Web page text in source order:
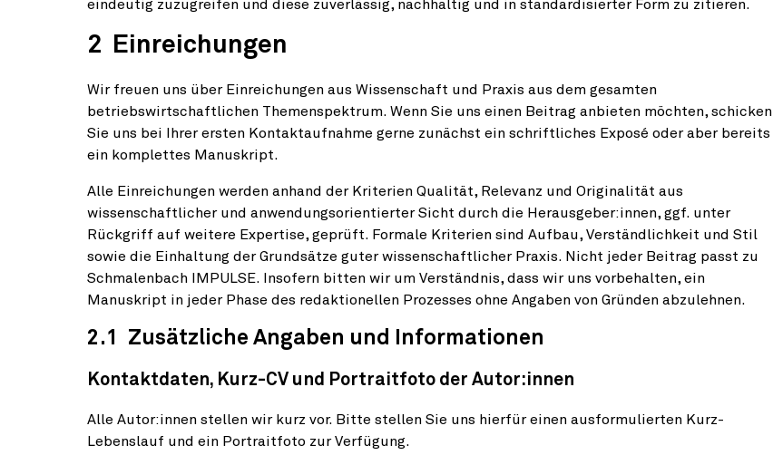
eindeutig zuzugreifen und diese zuverlässig, nachhaltig und in standardisierter Form zu zitieren.
2 Einreichungen
Wir freuen uns über Einreichungen aus Wissenschaft und Praxis aus dem gesamten
betriebswirtschaftlichen Themenspektrum. Wenn Sie uns einen Beitrag anbieten möchten, schicken
Sie uns bei Ihrer ersten Kontaktaufnahme gerne zunächst ein schriftliches Exposé oder aber bereits
ein komplettes Manuskript.
Alle Einreichungen werden anhand der Kriterien Qualität, Relevanz und Originalität aus
wissenschaftlicher und anwendungsorientierter Sicht durch die Herausgeber:innen, ggf. unter
Rückgriff auf weitere Expertise, ge­prüft. Formale Kriterien sind Aufbau, Verständlichkeit und Stil
sowie die Einhaltung der Grundsätze guter wissenschaftlicher Praxis. Nicht jeder Beitrag passt zu
Schmalenbach IMPULSE. Insofern bitten wir um Verständnis, dass wir uns vorbehalten, ein
Manuskript in jeder Phase des redaktionellen Prozesses ohne Angaben von Gründen abzulehnen.
2.1 Zusätzliche Angaben und Informationen
Kontaktdaten, Kurz-CV und Portraitfoto der Autor:innen
Alle Autor:innen stellen wir kurz vor. Bitte stellen Sie uns hierfür einen ausformulierten Kurz-
Lebenslauf und ein Portraitfoto zur Verfügung.